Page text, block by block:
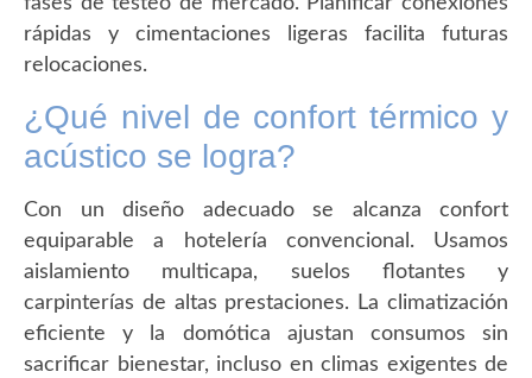
rápidas y cimentaciones ligeras facilita futuras
relocaciones.
¿Qué nivel de confort térmico y
acústico se logra?
Con un diseño adecuado se alcanza confort
equiparable a hotelería convencional. Usamos
aislamiento multicapa, suelos flotantes y
carpinterías de altas prestaciones. La climatización
eficiente y la domótica ajustan consumos sin
sacrificar bienestar, incluso en climas exigentes de